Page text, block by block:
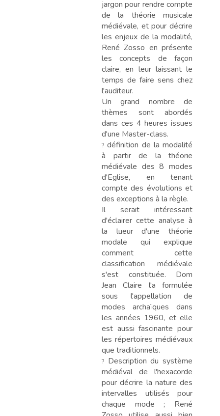
jargon pour rendre compte
de la théorie musicale
médiévale, et pour décrire
les enjeux de la modalité,
René Zosso en présente
les concepts de façon
claire, en leur laissant le
temps de faire sens chez
l'auditeur.
Un grand nombre de
thèmes sont abordés
dans ces 4 heures issues
d'une Master-class.
?définition de la modalité
à partir de la théorie
médiévale des 8 modes
d'Eglise, en tenant
compte des évolutions et
des exceptions à la règle.
Il serait intéressant
d'éclairer cette analyse à
la lueur d'une théorie
modale qui explique
comment cette
classification médiévale
s'est constituée. Dom
Jean Claire l'a formulée
sous l'appellation de
modes archaïques dans
les années 1960, et elle
est aussi fascinante pour
les répertoires médiévaux
que traditionnels.
? Description du système
médiéval de l'hexacorde
pour décrire la nature des
intervalles utilisés pour
chaque mode ; René